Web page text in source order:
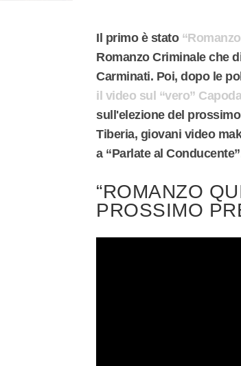
Il primo è stato
Romanzo Criminale che
Carminati. Poi, dopo le
il video sul “vero”
sull'elezione del
Tiberia, giovani video
a “Parlate al
“ROMANZO
PROSSIMO